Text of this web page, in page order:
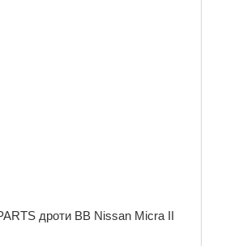
дроти ВВ Nissan Micra II